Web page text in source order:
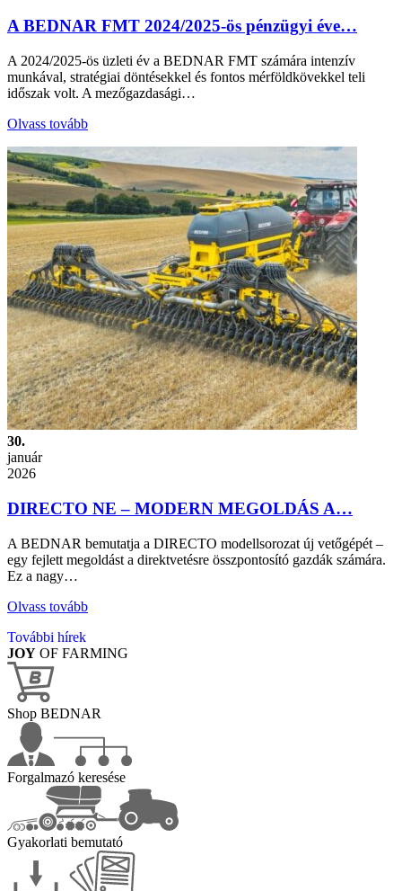
A BEDNAR FMT 2024/2025-ös pénzügyi éve…
A 2024/2025-ös üzleti év a BEDNAR FMT számára intenzív
munkával, stratégiai döntésekkel és fontos mérföldkövekkel teli
időszak volt. A mezőgazdasági…
Olvass tovább
30.
január
2026
DIRECTO NE – MODERN MEGOLDÁS A…
A BEDNAR bemutatja a DIRECTO modellsorozat új vetőgépét –
egy fejlett megoldást a direktvetésre összpontosító gazdák számára.
Ez a nagy…
Olvass tovább
További hírek
JOY OF FARMING
Shop BEDNAR
Forgalmazó keresése
Gyakorlati bemutató